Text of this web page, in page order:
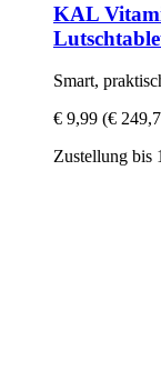
KAL
Smart,
€ 9,99 (€
Zustellung bis